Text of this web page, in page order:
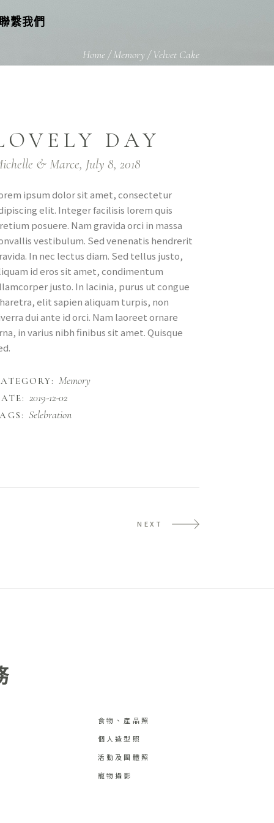
繫我們
Home/Memory/Velvet Cake
DAY
& Marce, July 8, 2018
ipsum dolor sit amet, consectetur
elit. Integer facilisis lorem quis
posuere. Nam gravida orci in massa
vestibulum. Sed venenatis hendrerit
In nec lectus diam. Sed tellus justo,
id eros sit amet, condimentum
justo. In lacinia, purus ut congue
elit sapien aliquam turpis, non
dui ante id orci. Nam laoreet ornare
in varius nibh finibus sit amet. Quisque
Memory
2019-12-02
Selebration
NEXT
食物、產品照
個人造型照
活動及團體照
寵物攝影